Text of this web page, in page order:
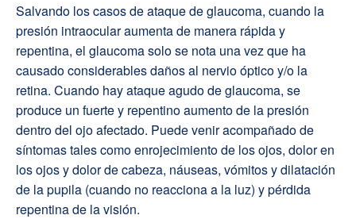
Salvando los casos de ataque de glaucoma, cuando la
presión intraocular aumenta de manera rápida y
repentina, el glaucoma solo se nota una vez que ha
causado considerables daños al nervio óptico y/o la
retina. Cuando hay ataque agudo de glaucoma, se
produce un fuerte y repentino aumento de la presión
dentro del ojo afectado. Puede venir acompañado de
síntomas tales como enrojecimiento de los ojos, dolor en
los ojos y dolor de cabeza, náuseas, vómitos y dilatación
de la pupila (cuando no reacciona a la luz) y pérdida
repentina de la visión.